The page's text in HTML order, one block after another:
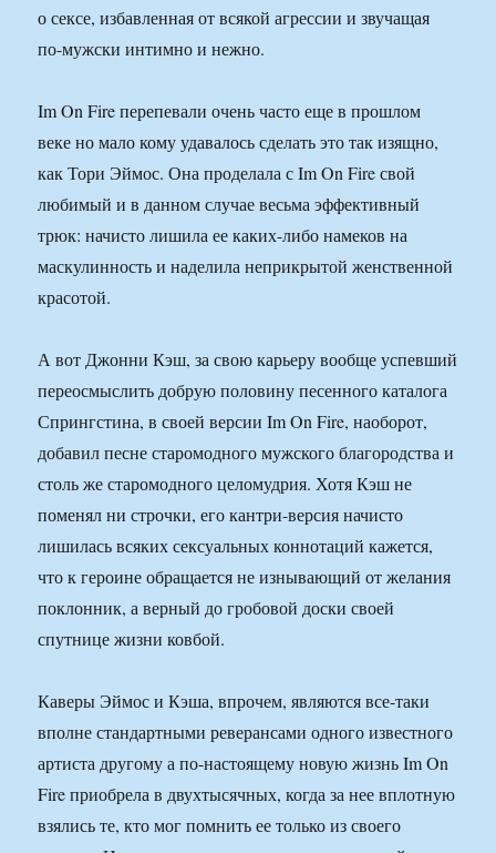
о сексе, избавленная от всякой агрессии и звучащая
по-мужски интимно и нежно.
Im On Fire перепевали очень часто еще в прошлом
веке но мало кому удавалось сделать это так изящно,
как Тори Эймос. Она проделала с Im On Fire свой
любимый и в данном случае весьма эффективный
трюк: начисто лишила ее каких-либо намеков на
маскулинность и наделила неприкрытой женственной
красотой.
А вот Джонни Кэш, за свою карьеру вообще успевший
переосмыслить добрую половину песенного каталога
Спрингстина, в своей версии Im On Fire, наоборот,
добавил песне старомодного мужского благородства и
столь же старомодного целомудрия. Хотя Кэш не
поменял ни строчки, его кантри-версия начисто
лишилась всяких сексуальных коннотаций кажется,
что к героине обращается не изнывающий от желания
поклонник, а верный до гробовой доски своей
спутнице жизни ковбой.
Каверы Эймос и Кэша, впрочем, являются все-таки
вполне стандартными реверансами одного известного
артиста другому а по-настоящему новую жизнь Im On
Fire приобрела в двухтысячных, когда за нее вплотную
взялись те, кто мог помнить ее только из своего